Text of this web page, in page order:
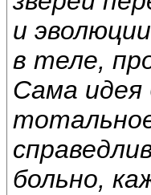
и
в теле,
Сама идея
больно,